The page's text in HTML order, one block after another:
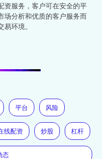
资服务，客户可在安全的平
场分析和优质的客户服务而
环境。
平台 风险
线配资 炒股 杠杆
态